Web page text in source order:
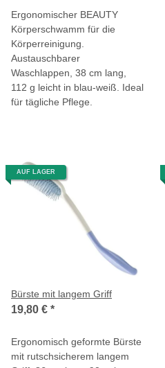
Ergonomischer BEAUTY
Körperschwamm für die
Körperreinigung.
Austauschbarer
Waschlappen, 38 cm lang,
112 g leicht in blau-weiß. Ideal
für tägliche Pflege.
AUF LAGER
Bürste mit langem Griff
19,80 € *
Ergonomisch geformte Bürste
mit rutschsicherem langem